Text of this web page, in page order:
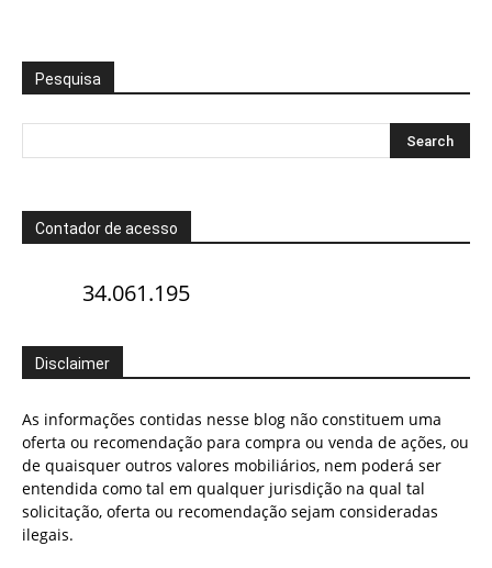
Pesquisa
Contador de acesso
34.061.195
Disclaimer
As informações contidas nesse blog não constituem uma
oferta ou recomendação para compra ou venda de ações, ou
de quaisquer outros valores mobiliários, nem poderá ser
entendida como tal em qualquer jurisdição na qual tal
solicitação, oferta ou recomendação sejam consideradas
ilegais.